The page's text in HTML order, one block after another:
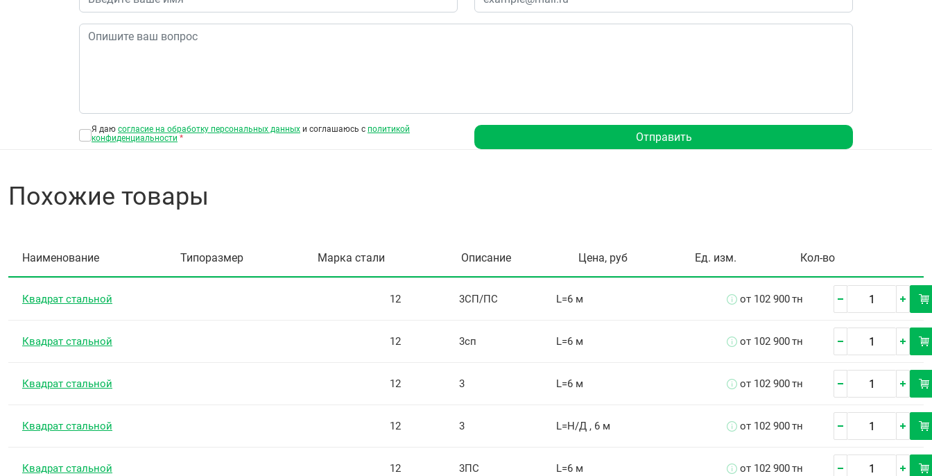
Я даю согласие на обработку персональных данных и соглашаюсь с политикой
конфиденциальности * Отправить
Похожие товары
Наименование Типоразмер Марка стали Описание Цена, руб Ед. изм. Кол-во
Квадрат стальной 12 3СП/ПС L=6 м от 102 900тн
Квадрат стальной 12 3сп L=6 м от 102 900тн
Квадрат стальной 12 3 L=6 м от 102 900тн
Квадрат стальной 12 3 L=Н/Д , 6 м от 102 900тн
Квадрат стальной 12 3ПС L=6 м от 102 900тн